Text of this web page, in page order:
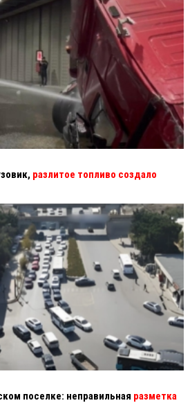
разлитое топливо создало
поселке: неправильная разметка